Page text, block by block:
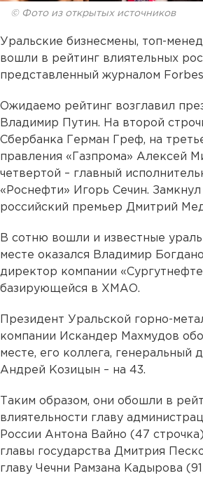
© Фото из открытых источников
Уральские бизнесмены, топ-
вошли в рейтинг влиятельных
представленный журналом
Ожидаемо рейтинг возглавил
Владимир Путин. На второй
Сбербанка Герман Греф, на
правления «Газпрома» Алексей
четвертой – главный
«Роснефти» Игорь Сечин.
российский премьер Дмитрий
В сотню вошли и известные
месте оказался Владимир
директор компании
базирующейся в ХМАО.
Президент Уральской горно-
компании Искандер Махмудов
месте, его коллега, генеральный
Андрей Козицын – на 43.
Таким образом, они обошли в
влиятельности главу
России Антона Вайно (47
главы государства Дмитрия
главу Чечни Рамзана Кадырова